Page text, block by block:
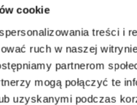
cookie
treści i
ruch w naszej
partnerom
mogą połączyć te
uzyskanymi podczas
Sałatkę
Sałatkę” to dwie, małe
do Twojej